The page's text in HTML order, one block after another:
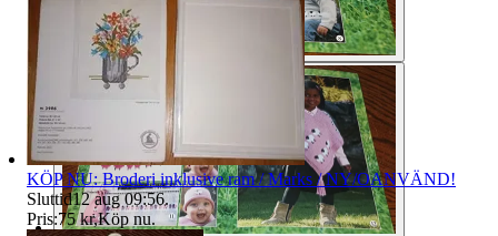
KÖP NU: Broderi inklusive ram / Marks / NY/OANVÄND!
Sluttid12 aug 09:56.
Pris:75 kr,Köp nu.